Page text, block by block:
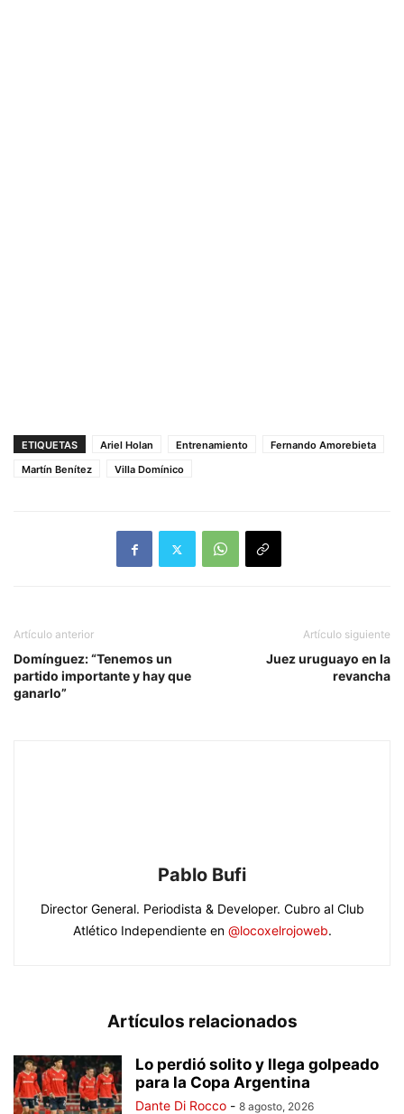
ETIQUETAS Ariel Holan Entrenamiento
Fernando Amorebieta
Martín Benítez
Villa Domínico
Artículo anterior
Domínguez: “Tenemos un
partido importante y hay que
ganarlo”
Artículo siguiente
Juez uruguayo en la
revancha
Pablo Bufi
Director General. Periodista & Developer. Cubro al Club
Atlético Independiente en @locoxelrojoweb.
Artículos relacionados
Lo perdió solito y llega golpeado
para la Copa Argentina
Dante Di Rocco - 8 agosto, 2026